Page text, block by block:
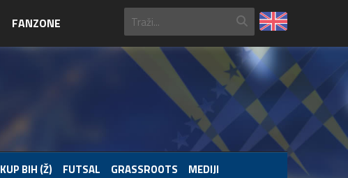
FANZONE
KUP BIH (Ž) FUTSAL GRASSROOTS MEDIJI